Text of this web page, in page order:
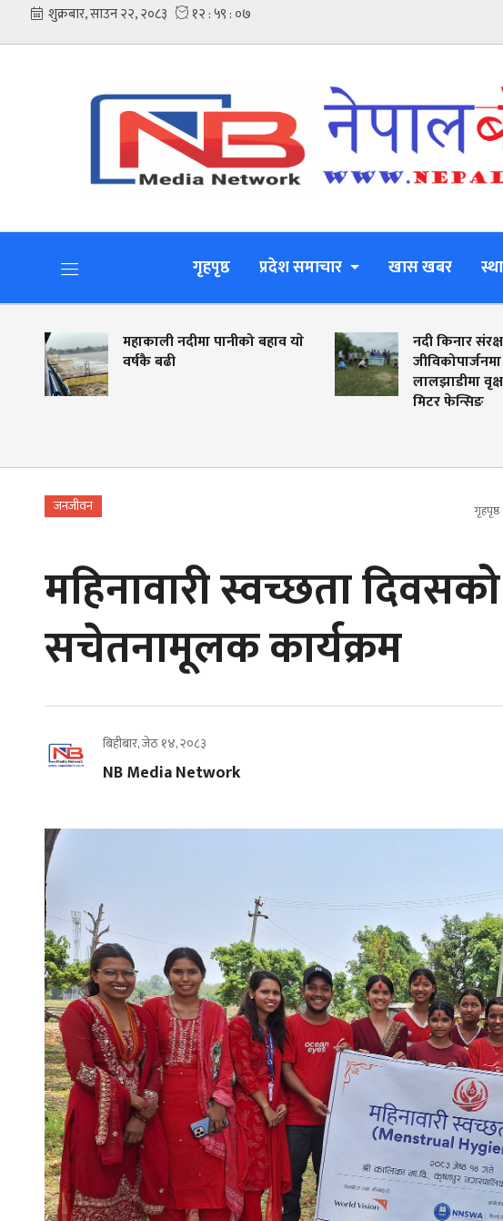
गृहपृष्ठ प्रदेश समाचार खास खबर
महाकाली नदीमा पानीको बहाव याे
वर्षकै बढी
नदी किनार संरक्षणसँगै
जीविकोपार्जनमा टेवा :
लालझाडीमा वृक्षारोपण
मिटर फेन्सिङ
जनजीवन गृहपृष्ठ
महिनावारी स्वच्छता
सचेतनामूलक कार्यक्रम
बिहीबार, जेठ १४, २०८३
NB Media Network